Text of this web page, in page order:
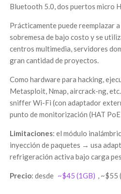
Bluetooth 5.0, dos puertos micro
Prácticamente puede reemplazar
sobremesa de bajo costo y se
centros multimedia, servidores
gran cantidad de proyectos.
Como hardware para hacking,
Metasploit, Nmap, aircrack-ng,
sniffer Wi-Fi (con adaptador
punto de monitorización (HAT
Limitaciones: el módulo
inyección de paquetes → usa
refrigeración activa bajo carga
Precio: desde ~$45 (1GB) , ~$55